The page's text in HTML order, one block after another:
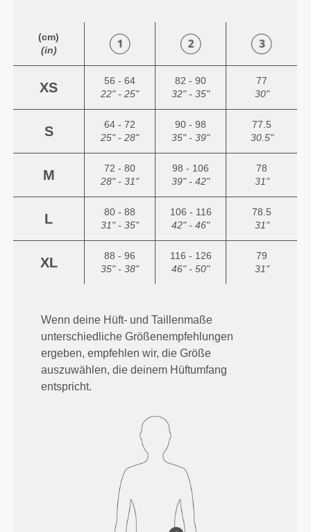
(cm)
(in)
XS
56 - 64
22" - 25"
82 - 90
32" - 35"
77
30"
S
64 - 72
25" - 28"
90 - 98
35" - 39"
77.5
30.5"
M
72 - 80
28" - 31"
98 - 106
39" - 42"
78
31"
L
80 - 88
31" - 35"
106 - 116
42" - 46"
78.5
31"
XL
88 - 96
35" - 38"
116 - 126
46" - 50"
79
31"
Wenn deine Hüft- und Taillenmaße
unterschiedliche Größenempfehlungen
ergeben, empfehlen wir, die Größe
auszuwählen, die deinem Hüftumfang
entspricht.